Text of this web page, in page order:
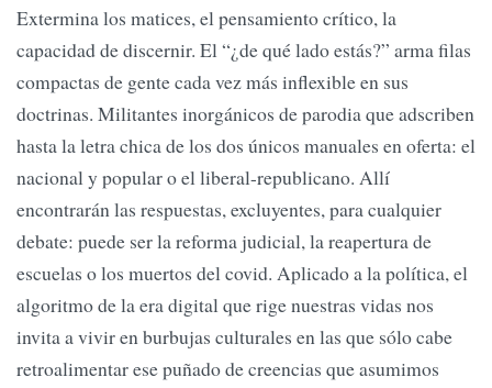
Extermina los matices, el pensamiento crítico, la
capacidad de discernir. El “¿de qué lado estás?” arma filas
compactas de gente cada vez más inflexible en sus
doctrinas. Militantes inorgánicos de parodia que adscriben
hasta la letra chica de los dos únicos manuales en oferta: el
nacional y popular o el liberal-republicano. Allí
encontrarán las respuestas, excluyentes, para cualquier
debate: puede ser la reforma judicial, la reapertura de
escuelas o los muertos del covid. Aplicado a la política, el
algoritmo de la era digital que rige nuestras vidas nos
invita a vivir en burbujas culturales en las que sólo cabe
retroalimentar ese puñado de creencias que asumimos